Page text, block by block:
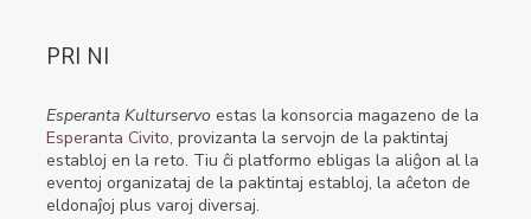
PRI NI
Esperanta Kulturservo estas la konsorcia magazeno de la
Esperanta Civito, provizanta la servojn de la paktintaj
establoj en la reto. Tiu ĉi platformo ebligas la aliĝon al la
eventoj organizataj de la paktintaj establoj, la aĉeton de
eldonaĵoj plus varoj diversaj.